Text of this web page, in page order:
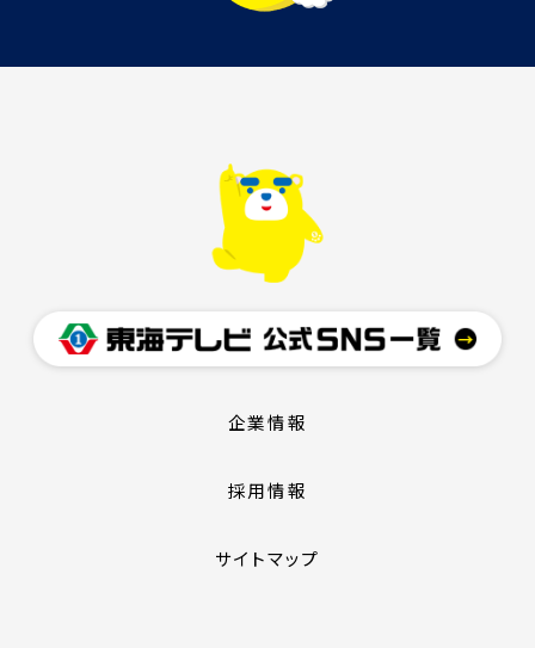
企業情報
採用情報
サイトマップ